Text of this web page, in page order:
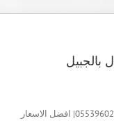
بالجبيل
شركة جلي رخام بالماس والكريستال بالجبيل |0553960210| افضل الاسعار